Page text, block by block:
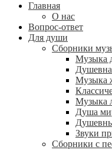
Главная
О нас
Вопрос-ответ
Для души
Сборники
Музыка
Музыка
Музыка
Душа
Звуки
Сборники с